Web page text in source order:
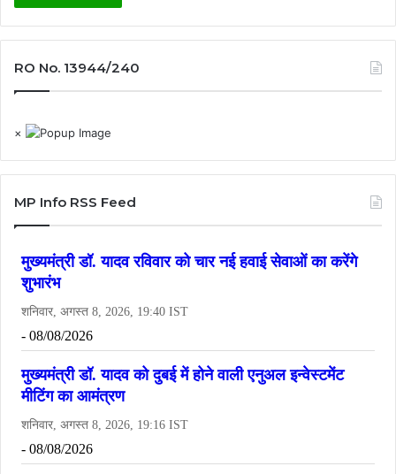
RO No. 13944/240
×
MP Info RSS Feed